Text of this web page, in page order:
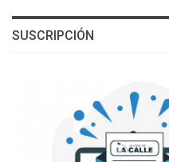
SUSCRIPCIÓN